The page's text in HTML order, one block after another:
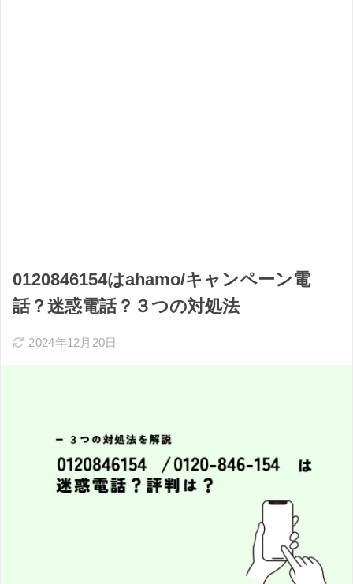
0120846154はahamo/キャンペーン電
話？迷惑電話？３つの対処法
2024年12月20日